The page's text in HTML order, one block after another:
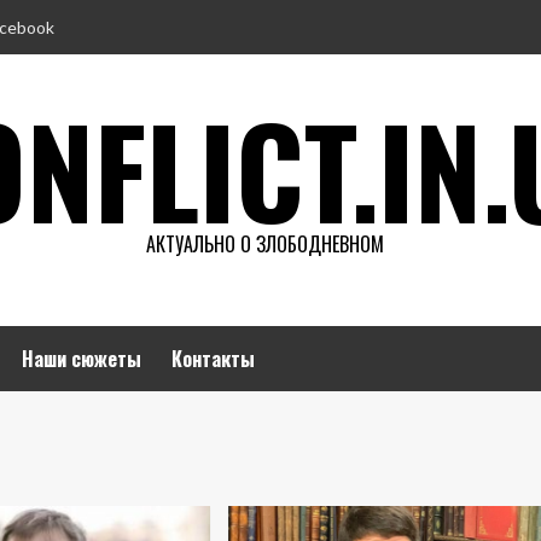
АКТУАЛЬНО О ЗЛОБОДНЕВНОМ
Наши сюжеты Контакты